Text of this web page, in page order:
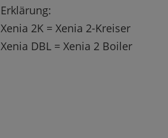
Erklärung:
Xenia 2K = Xenia 2-Kreiser
Xenia DBL = Xenia 2 Boiler